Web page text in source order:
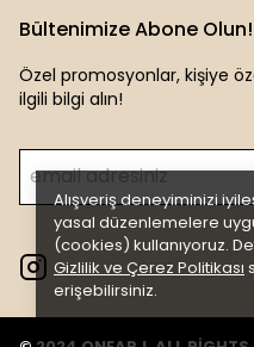
Alışveriş deneyiminizi
yasal düzenlemelere
(cookies) kullanıyoruz.
Gizlilik ve Çerez Politikası
erişebilirsiniz.
Bültenimize Abone Olun!
Özel promosyonlar, kişiye
ilgili bilgi alın!